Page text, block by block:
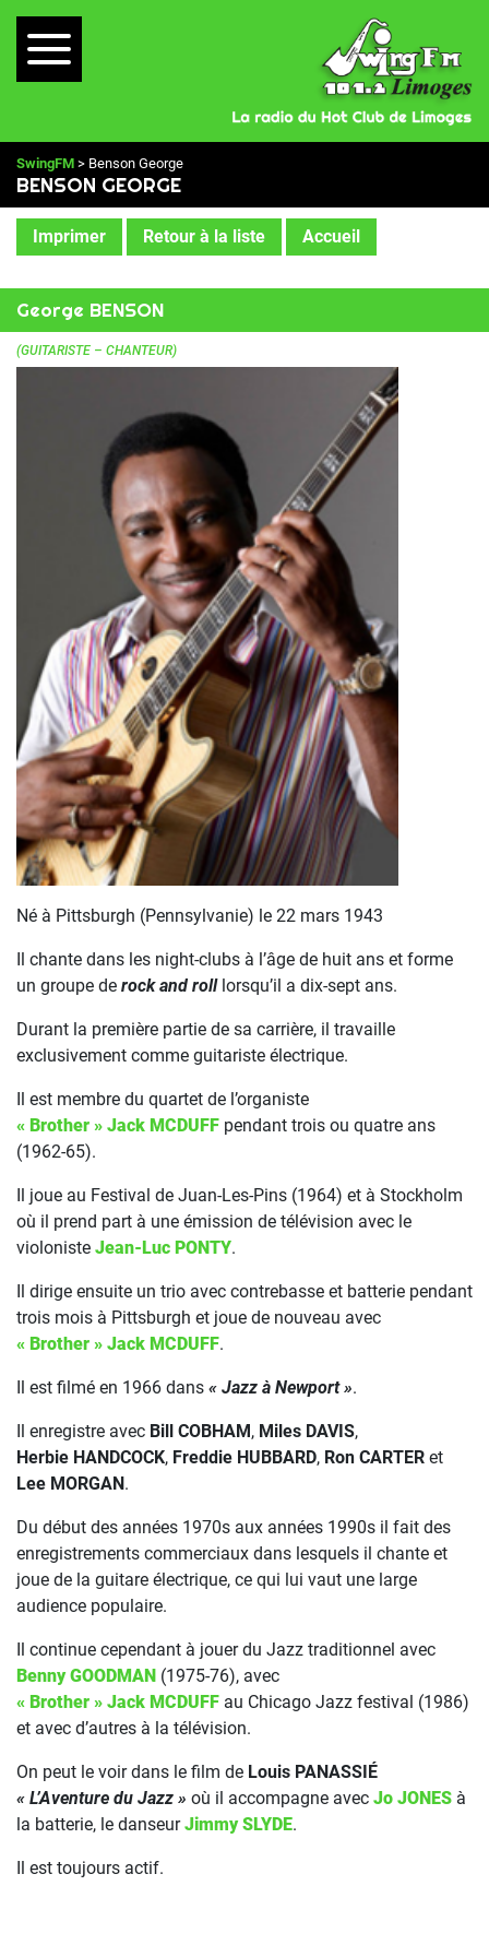
SwingFM > Benson George
BENSON GEORGE
Imprimer Retour à la liste Accueil
George BENSON
(GUITARISTE – CHANTEUR)
Né à Pittsburgh (Pennsylvanie) le 22 mars 1943
Il chante dans les night-clubs à l’âge de huit ans et forme
un groupe de rock and rolllorsqu’il a dix-sept ans.
Durant la première partie de sa carrière, il travaille
exclusivement comme guitariste électrique.
Il est membre du quartet de l’organiste
« Brother » Jack MCDUFF pendant trois ou quatre ans
(1962-65).
Il joue au Festival de Juan-Les-Pins (1964) et à Stockholm
où il prend part à une émission de télévision avec le
violoniste Jean-Luc PONTY.
Il dirige ensuite un trio avec contrebasse et batterie pendant
trois mois à Pittsburgh et joue de nouveau avec
« Brother » Jack MCDUFF.
Il est filmé en 1966 dans « Jazz à Newport ».
Il enregistre avec Bill COBHAM, Miles DAVIS,
Herbie HANDCOCK, Freddie HUBBARD, Ron CARTER et
Lee MORGAN.
Du début des années 1970s aux années 1990s il fait des
enregistrements commerciaux dans lesquels il chante et
joue de la guitare électrique, ce qui lui vaut une large
audience populaire.
Il continue cependant à jouer du Jazz traditionnel avec
Benny GOODMAN (1975-76), avec
« Brother » Jack MCDUFF au Chicago Jazz festival (1986)
et avec d’autres à la télévision.
On peut le voir dans le film de Louis PANASSIÉ
« L’Aventure du Jazz » où il accompagne avec Jo JONES à
la batterie, le danseurJimmy SLYDE.
Il est toujours actif.